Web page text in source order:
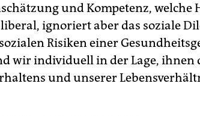
und Kompetenz, welche
ignoriert aber das soziale
Risiken einer
wir individuell in der Lage, ihnen
und unserer